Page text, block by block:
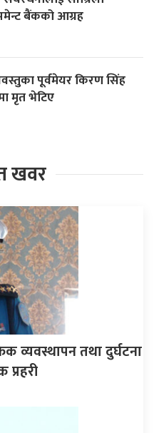
बैंकको आग्रह
पूर्वमेयर किरण सिंह
मृत भेटिए
खवर
व्यवस्थापन तथा दुर्घटना